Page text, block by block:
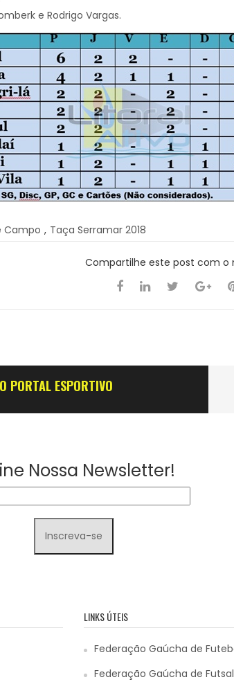
e Rodrigo Vargas.
Campo , Taça Serramar 2018
Compartilhe este post com o
PORTAL ESPORTIVO
Nossa Newsletter!
LINKS ÚTEIS
Federação Gaúcha de
Federação Gaúcha de Futsal